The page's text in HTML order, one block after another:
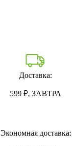
Доставка:
599 ₽, ЗАВТРА
Экономная доставка: